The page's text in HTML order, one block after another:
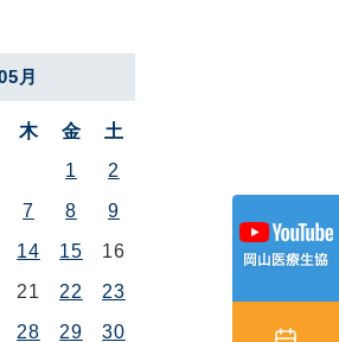
月
木 金 土
1
2
7 8
9
14 15
16
21 22
23
28 29
30